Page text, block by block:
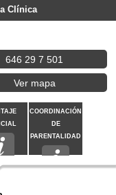
Clínica
646 29 7 501
Ver mapa
COORDINACIÓN
DE
PARENTALIDAD